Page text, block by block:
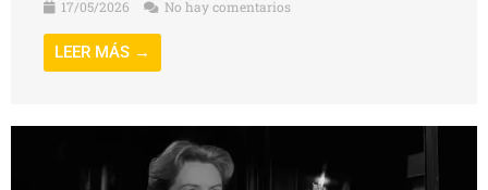
17/05/2026
No hay comentarios
LEER MÁS →